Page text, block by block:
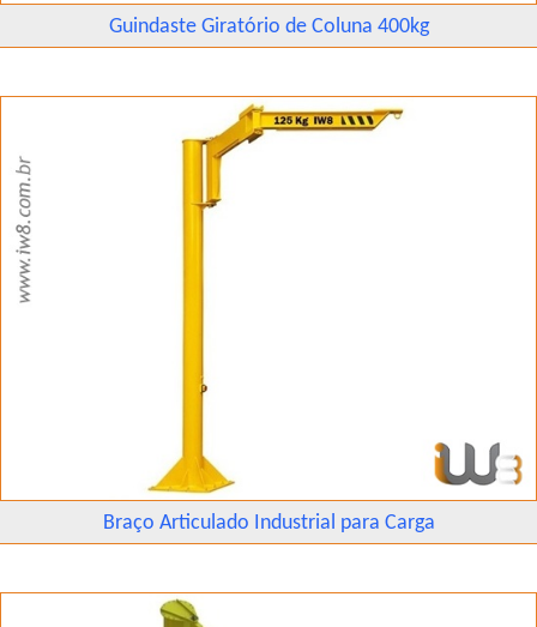
Guindaste Giratório de Coluna 400kg
Braço Articulado Industrial para Carga